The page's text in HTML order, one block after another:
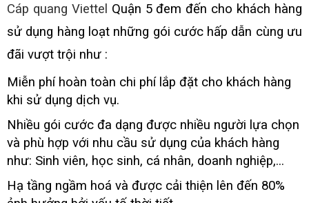
Cáp quang Viettel Quận 5đem đến cho khách hàng
sử dụng hàng loạt những gói cước hấp dẫn cùng ưu
đãi vượt trội như :
Miễn phí hoàn toàn chi phí lắp đặt cho khách hàng
khi sử dụng dịch vụ.
Nhiều gói cước đa dạng được nhiều người lựa chọn
và phù hợp với nhu cầu sử dụng của khách hàng
như: Sinh viên, học sinh, cá nhân, doanh nghiệp,...
Hạ tầng ngầm hoá và được cải thiện lên đến 80%